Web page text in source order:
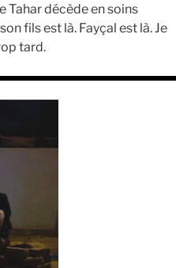
Tahar décède en soins
fils est là. Fayçal est là. Je
tard.